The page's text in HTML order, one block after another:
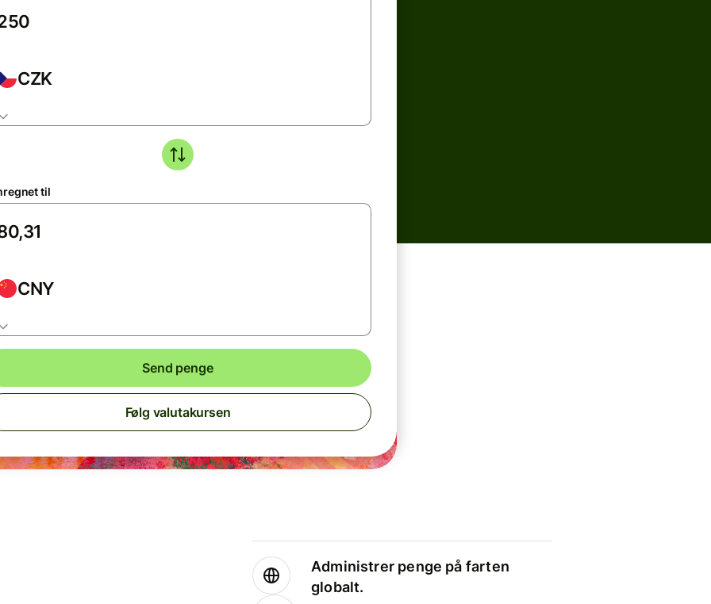
CZK
til
CNY
Send penge
Følg valutakursen
Administrer penge på farten
globalt.